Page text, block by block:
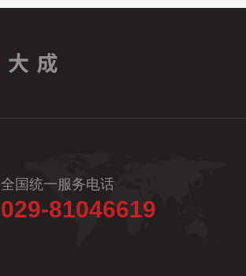
全国统一服务电话
029-81046619